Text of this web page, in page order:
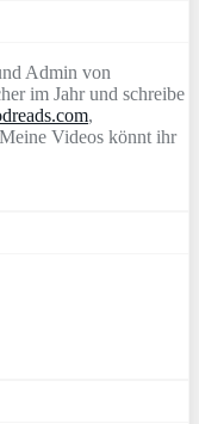
Admin von
im Jahr und schreibe
,
Videos könnt ihr